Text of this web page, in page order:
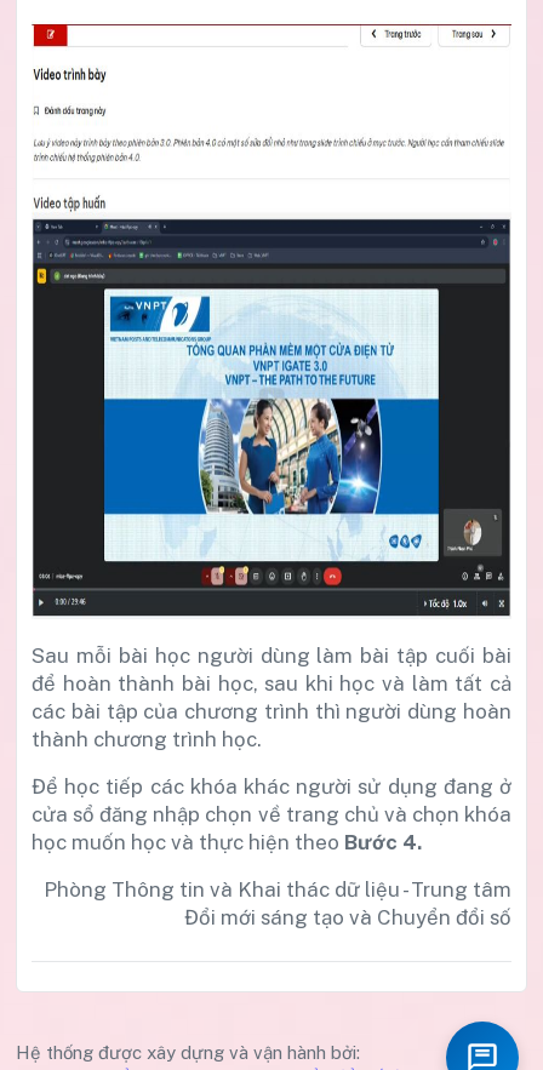
Sau mỗi bài học người dùng làm bài tập cuối bài
để hoàn thành bài học, sau khi học và làm tất cả
các bài tập của chương trình thì người dùng hoàn
thành chương trình học.
Để học tiếp các khóa khác người sử dụng đang ở
cửa sổ đăng nhập chọn về trang chủ và chọn khóa
học muốn học và thực hiện theo Bước 4.
Phòng Thông tin và Khai thác dữ liệu - Trung tâm
Đổi mới sáng tạo và Chuyển đổi số
Hệ thống được xây dựng và vận hành bởi: